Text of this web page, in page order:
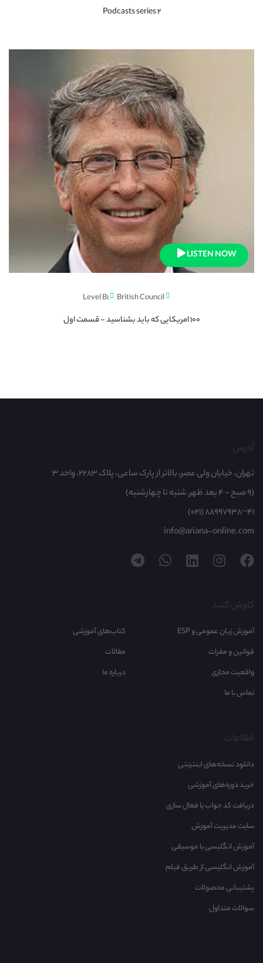
Podcasts series 2
LISTEN NOW
British Council
Level B1
100 امریکایی که باید بشناسید - قسمت اول
آدرس
تهران، خیابان ولی عصر، بالاتر از پارک ساعی، پلاک 2283، واحد 3
(9 صبح - 4 بعد ظهر, شنبه تا چهارشنبه)
(021) 88997938~41
info@ariana-online.com
کاوش کنید
آموزش زبان عمومی و ESP
کتاب‌های آموزشی
قوانین و مقرات
مقالات
واقعیت مجازی
درباره ما
تماس با ما
اطلاعات
دانلود نسخه‌های اینترنتی
خرید دوره‌های آموزشی
دریافت کد جواب یا فعال سازی
سایت مدیریت آموزش
آموزش انگلیسی با موسیقی‌
آموزش انگلیسی از طریق فیلم
پشتیبانی محصولات
سوالات متداول